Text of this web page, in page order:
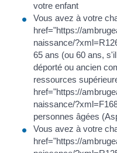
votre enfant
Vous avez à votre
href="https://
naissance/
65 ans (ou 60 ans,
déporté ou ancien
ressources
href="https://
naissance/
personnes âgées
Vous avez à votre
href="https://